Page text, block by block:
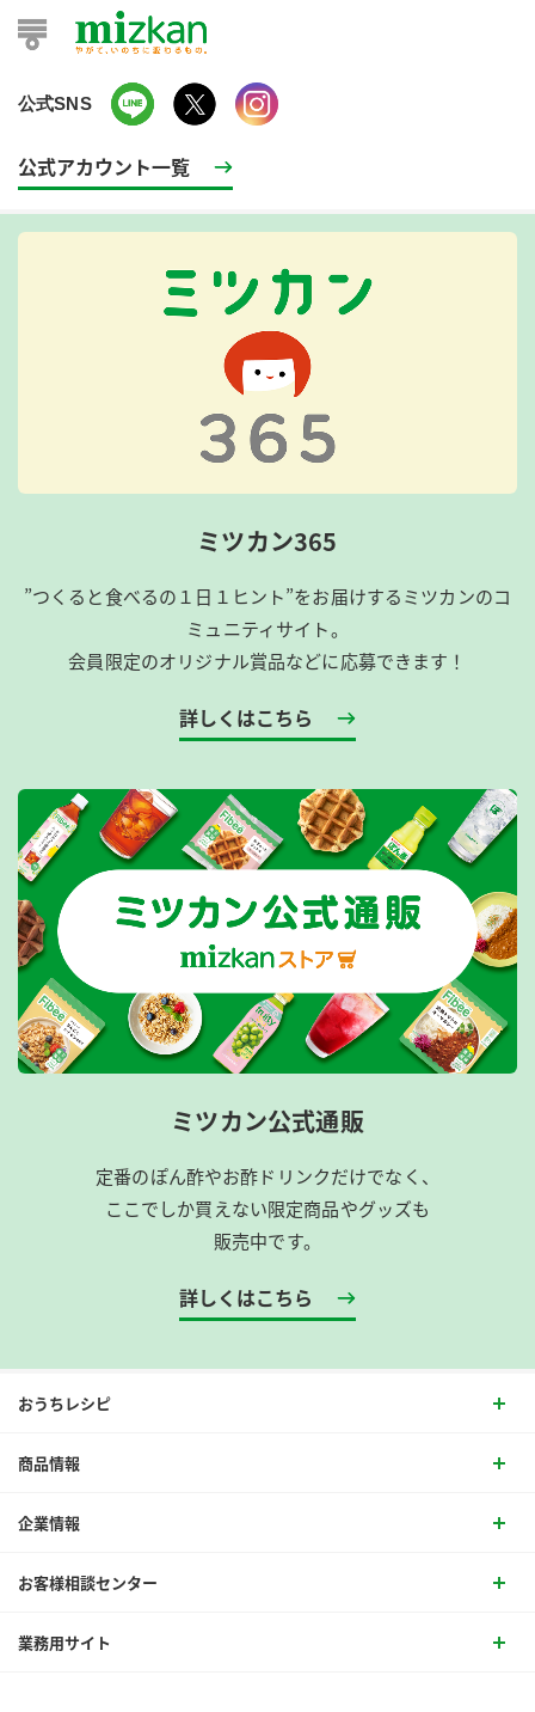
公式SNS
公式アカウント一覧
ミツカン365
”つくると食べるの１日１ヒント”をお届けするミツカンのコ
ミュニティサイト。
会員限定のオリジナル賞品などに応募できます！
詳しくはこちら
ミツカン公式通販
定番のぽん酢やお酢ドリンクだけでなく、
ここでしか買えない限定商品やグッズも
販売中です。
詳しくはこちら
おうちレシピ
商品情報
企業情報
お客様相談センター
業務用サイト